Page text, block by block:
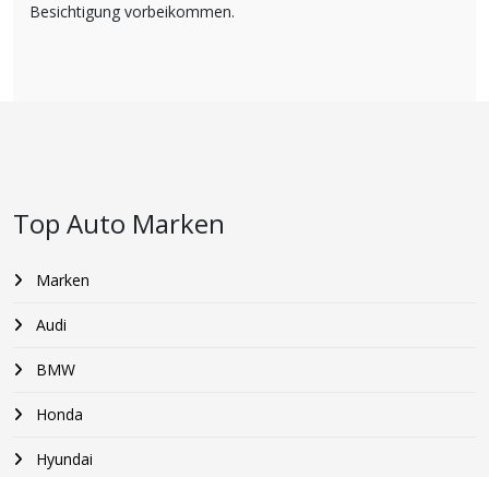
Besichtigung vorbeikommen.
Top Auto Marken
Marken
Audi
BMW
Honda
Hyundai